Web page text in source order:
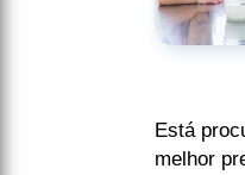
Está
melhor